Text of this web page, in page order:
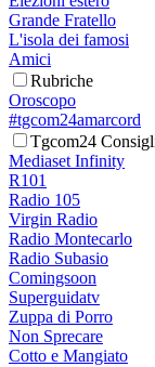
Grande Fratello
L'isola dei famosi
Amici
Rubriche
Oroscopo
#tgcom24amarcord
Tgcom24
Mediaset Infinity
R101
Radio 105
Virgin Radio
Radio Montecarlo
Radio Subasio
Comingsoon
Superguidatv
Zuppa di Porro
Non Sprecare
Cotto e Mangiato